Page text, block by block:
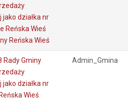
działka nr
Reńska Wieś
Reńska Wieś
Rady Gminy
działka nr
Wieś
Admin_Gmina